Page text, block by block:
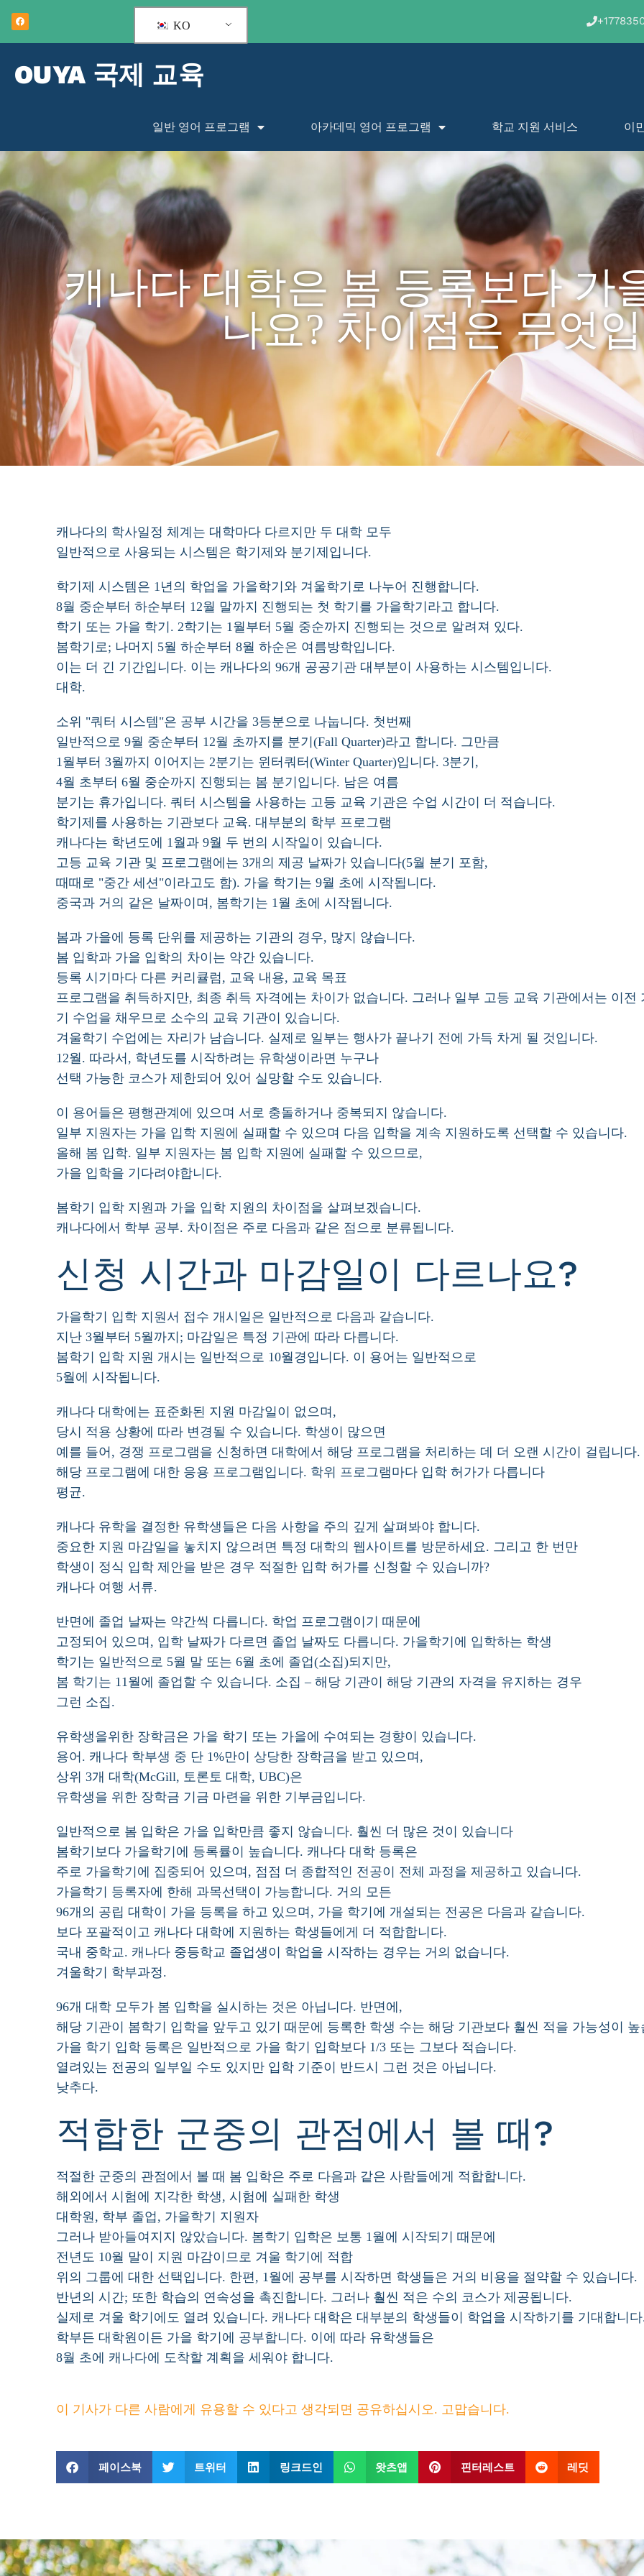
KO
OUYA 국제 교육
일반 영어 프로그램 아카데믹 영어 프로그램 학교 지원 서비스 이
캐나다 대학은 봄 등록보다 가
나요? 차이점은 무엇
캐나다의 학사일정 체계는 대학마다 다르지만 두 대학 모두
일반적으로 사용되는 시스템은 학기제와 분기제입니다.
학기제 시스템은 1년의 학업을 가을학기와 겨울학기로 나누어 진행합니다.
8월 중순부터 하순부터 12월 말까지 진행되는 첫 학기를 가을학기라고 합니다.
학기 또는 가을 학기. 2학기는 1월부터 5월 중순까지 진행되는 것으로 알려져 있다.
봄학기로; 나머지 5월 하순부터 8월 하순은 여름방학입니다.
이는 더 긴 기간입니다. 이는 캐나다의 96개 공공기관 대부분이 사용하는 시스템입니다.
대학.
소위 "쿼터 시스템"은 공부 시간을 3등분으로 나눕니다. 첫번째
일반적으로 9월 중순부터 12월 초까지를 분기(Fall Quarter)라고 합니다. 그만큼
1월부터 3월까지 이어지는 2분기는 윈터쿼터(Winter Quarter)입니다. 3분기,
4월 초부터 6월 중순까지 진행되는 봄 분기입니다. 남은 여름
분기는 휴가입니다. 쿼터 시스템을 사용하는 고등 교육 기관은 수업 시간이 더 적습니다.
학기제를 사용하는 기관보다 교육. 대부분의 학부 프로그램
캐나다는 학년도에 1월과 9월 두 번의 시작일이 있습니다.
고등 교육 기관 및 프로그램에는 3개의 제공 날짜가 있습니다(5월 분기 포함,
때때로 "중간 세션"이라고도 함). 가을 학기는 9월 초에 시작됩니다.
중국과 거의 같은 날짜이며, 봄학기는 1월 초에 시작됩니다.
봄과 가을에 등록 단위를 제공하는 기관의 경우, 많지 않습니다.
봄 입학과 가을 입학의 차이는 약간 있습니다.
등록 시기마다 다른 커리큘럼, 교육 내용, 교육 목표
프로그램을 취득하지만, 최종 취득 자격에는 차이가 없습니다. 그러나 일부 고등 교육 기관에서는 이전
기 수업을 채우므로 소수의 교육 기관이 있습니다.
겨울학기 수업에는 자리가 남습니다. 실제로 일부는 행사가 끝나기 전에 가득 차게 될 것입니다.
12월. 따라서, 학년도를 시작하려는 유학생이라면 누구나
선택 가능한 코스가 제한되어 있어 실망할 수도 있습니다.
이 용어들은 평행관계에 있으며 서로 충돌하거나 중복되지 않습니다.
일부 지원자는 가을 입학 지원에 실패할 수 있으며 다음 입학을 계속 지원하도록 선택할 수 있습니다.
올해 봄 입학. 일부 지원자는 봄 입학 지원에 실패할 수 있으므로,
가을 입학을 기다려야합니다.
봄학기 입학 지원과 가을 입학 지원의 차이점을 살펴보겠습니다.
캐나다에서 학부 공부. 차이점은 주로 다음과 같은 점으로 분류됩니다.
신청 시간과 마감일이 다르나요?
가을학기 입학 지원서 접수 개시일은 일반적으로 다음과 같습니다.
지난 3월부터 5월까지; 마감일은 특정 기관에 따라 다릅니다.
봄학기 입학 지원 개시는 일반적으로 10월경입니다. 이 용어는 일반적으로
5월에 시작됩니다.
캐나다 대학에는 표준화된 지원 마감일이 없으며,
당시 적용 상황에 따라 변경될 수 있습니다. 학생이 많으면
예를 들어, 경쟁 프로그램을 신청하면 대학에서 해당 프로그램을 처리하는 데 더 오랜 시간이 걸립니다.
해당 프로그램에 대한 응용 프로그램입니다. 학위 프로그램마다 입학 허가가 다릅니다
평균.
캐나다 유학을 결정한 유학생들은 다음 사항을 주의 깊게 살펴봐야 합니다.
중요한 지원 마감일을 놓치지 않으려면 특정 대학의 웹사이트를 방문하세요. 그리고 한 번만
학생이 정식 입학 제안을 받은 경우 적절한 입학 허가를 신청할 수 있습니까?
캐나다 여행 서류.
반면에 졸업 날짜는 약간씩 다릅니다. 학업 프로그램이기 때문에
고정되어 있으며, 입학 날짜가 다르면 졸업 날짜도 다릅니다. 가을학기에 입학하는 학생
학기는 일반적으로 5월 말 또는 6월 초에 졸업(소집)되지만,
봄 학기는 11월에 졸업할 수 있습니다. 소집 – 해당 기관이 해당 기관의 자격을 유지하는 경우
그런 소집.
유학생을위한 장학금은 가을 학기 또는 가을에 수여되는 경향이 있습니다.
용어. 캐나다 학부생 중 단 1%만이 상당한 장학금을 받고 있으며,
상위 3개 대학(McGill, 토론토 대학, UBC)은
유학생을 위한 장학금 기금 마련을 위한 기부금입니다.
일반적으로 봄 입학은 가을 입학만큼 좋지 않습니다. 훨씬 더 많은 것이 있습니다
봄학기보다 가을학기에 등록률이 높습니다. 캐나다 대학 등록은
주로 가을학기에 집중되어 있으며, 점점 더 종합적인 전공이 전체 과정을 제공하고 있습니다.
가을학기 등록자에 한해 과목선택이 가능합니다. 거의 모든
96개의 공립 대학이 가을 등록을 하고 있으며, 가을 학기에 개설되는 전공은 다음과 같습니다.
보다 포괄적이고 캐나다 대학에 지원하는 학생들에게 더 적합합니다.
국내 중학교. 캐나다 중등학교 졸업생이 학업을 시작하는 경우는 거의 없습니다.
겨울학기 학부과정.
96개 대학 모두가 봄 입학을 실시하는 것은 아닙니다. 반면에,
해당 기관이 봄학기 입학을 앞두고 있기 때문에 등록한 학생 수는 해당 기관보다 훨씬 적을 가능성이 높
가을 학기 입학 등록은 일반적으로 가을 학기 입학보다 1/3 또는 그보다 적습니다.
열려있는 전공의 일부일 수도 있지만 입학 기준이 반드시 그런 것은 아닙니다.
낮추다.
적합한 군중의 관점에서 볼 때?
적절한 군중의 관점에서 볼 때 봄 입학은 주로 다음과 같은 사람들에게 적합합니다.
해외에서 시험에 지각한 학생, 시험에 실패한 학생
대학원, 학부 졸업, 가을학기 지원자
그러나 받아들여지지 않았습니다. 봄학기 입학은 보통 1월에 시작되기 때문에
전년도 10월 말이 지원 마감이므로 겨울 학기에 적합
위의 그룹에 대한 선택입니다. 한편, 1월에 공부를 시작하면 학생들은 거의 비용을 절약할 수 있습니다.
반년의 시간; 또한 학습의 연속성을 촉진합니다. 그러나 훨씬 적은 수의 코스가 제공됩니다.
실제로 겨울 학기에도 열려 있습니다. 캐나다 대학은 대부분의 학생들이 학업을 시작하기를 기대합니
학부든 대학원이든 가을 학기에 공부합니다. 이에 따라 유학생들은
8월 초에 캐나다에 도착할 계획을 세워야 합니다.
이 기사가 다른 사람에게 유용할 수 있다고 생각되면 공유하십시오. 고맙습니다.
페이스북 트위터 링크드인 왓츠앱 핀터레스트 레딧